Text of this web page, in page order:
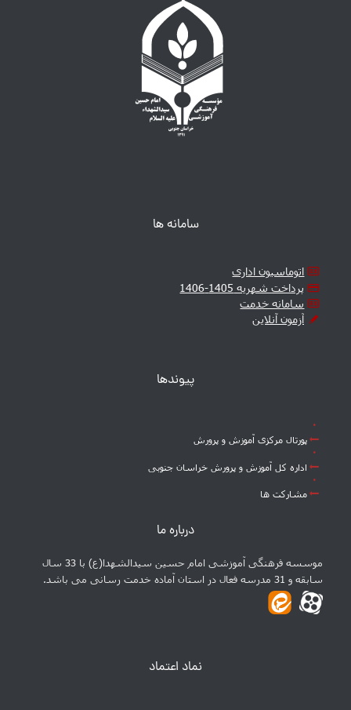
سامانه ها
اتوماسیون اداری
پرداخت شهریه 1405-1406
سامانه خدمت
آزمون آنلاین
پیوندها
پورتال مرکزی آموزش و پرورش
اداره کل آموزش و پرورش خراسان جنوبی
مشارکت ها
درباره ما
موسسه فرهنگی آموزشی امام حسین سیدالشهدا(ع) با 33 سال
سابقه و 31 مدرسه فعال در استان آماده خدمت رسانی می باشد.
نماد اعتماد